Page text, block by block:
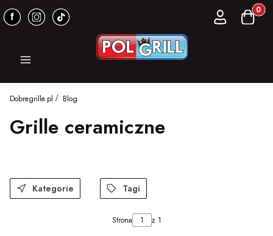
Zaloguj sięKoszyk
Menu
Dobregrille.pl Blog
Grille ceramiczne
Kategorie Tagi
Strona z 1